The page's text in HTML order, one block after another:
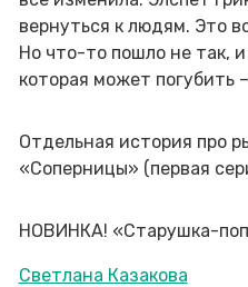
вернуться к людям. Это
Но что-то пошло не так,
которая может погубить
Отдельная история про
«Соперницы» (первая
НОВИНКА! «Старушка-
Метки
Светлана Казакова